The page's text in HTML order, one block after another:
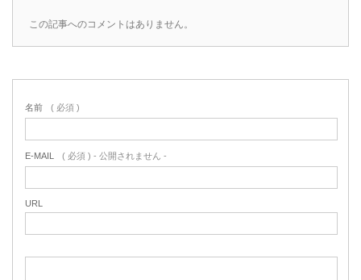
この記事へのコメントはありません。
名前 ( 必須 )
E-MAIL ( 必須 ) - 公開されません -
URL